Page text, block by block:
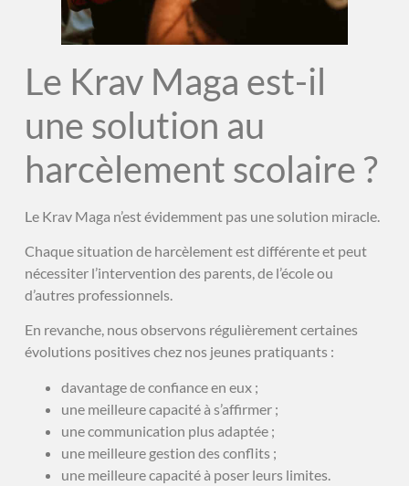
Le Krav Maga est-il
une solution au
harcèlement scolaire ?
Le Krav Maga n’est évidemment pas une solution miracle.
Chaque situation de harcèlement est différente et peut
nécessiter l’intervention des parents, de l’école ou
d’autres professionnels.
En revanche, nous observons régulièrement certaines
évolutions positives chez nos jeunes pratiquants :
davantage de confiance en eux ;
une meilleure capacité à s’affirmer ;
une communication plus adaptée ;
une meilleure gestion des conflits ;
une meilleure capacité à poser leurs limites.